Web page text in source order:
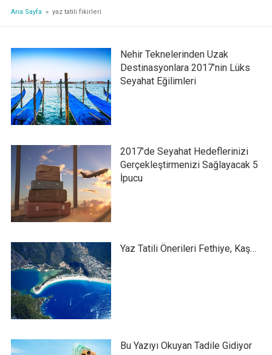
Ana Sayfa » yaz tatili fikirleri
Nehir Teknelerinden Uzak
Destinasyonlara 2017’nin Lüks
Seyahat Eğilimleri
2017’de Seyahat Hedeflerinizi
Gerçekleştirmenizi Sağlayacak 5
İpucu
Yaz Tatili Önerileri Fethiye, Kaş…
Bu Yazıyı Okuyan Tadile Gidiyor